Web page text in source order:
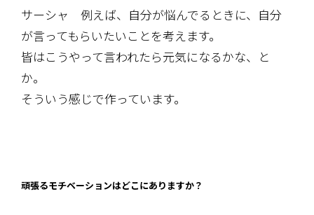
サーシャ 例えば、自分が悩んでるときに、自分
が言ってもらいたいことを考えます。
皆はこうやって言われたら元気になるかな、と
か。
そういう感じで作っています。
頑張るモチベーションはどこにありますか？